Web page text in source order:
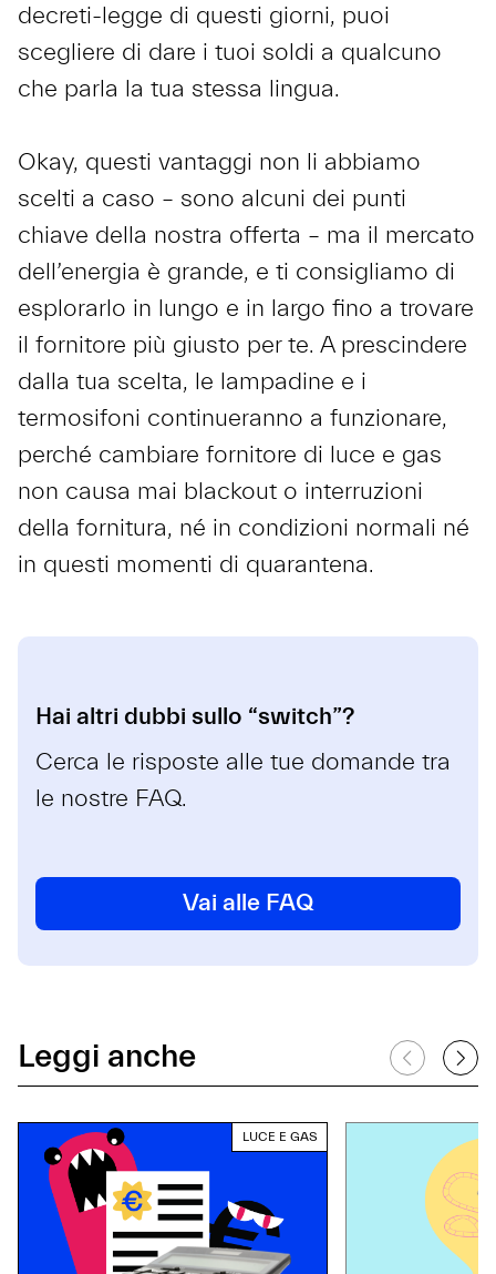
decreti-legge di questi giorni, puoi
scegliere di dare i tuoi soldi a qualcuno
che parla la tua stessa lingua.
Okay, questi vantaggi non li abbiamo
scelti a caso – sono alcuni dei punti
chiave della nostra offerta – ma il mercato
dell’energia è grande, e ti consigliamo di
esplorarlo in lungo e in largo fino a trovare
il fornitore più giusto per te. A prescindere
dalla tua scelta, le lampadine e i
termosifoni continueranno a funzionare,
perché cambiare fornitore di luce e gas
non causa mai blackout o interruzioni
della fornitura, né in condizioni normali né
in questi momenti di quarantena.
Hai altri dubbi sullo “switch”?
Cerca le risposte alle tue domande tra
le nostre FAQ.
Vai alle FAQ
Leggi anche
LUCE E GAS